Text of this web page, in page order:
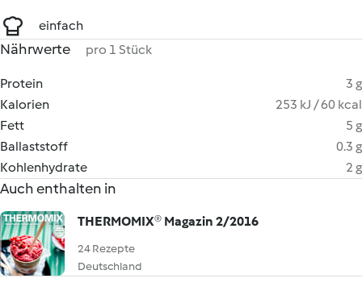
einfach
Nährwerte pro 1 Stück
Protein
3 g
Kalorien
253 kJ / 60 kcal
Fett
5 g
Ballaststoff
0.3 g
Kohlenhydrate
2 g
Auch enthalten in
THERMOMIX® Magazin 2/2016
24 Rezepte
Deutschland